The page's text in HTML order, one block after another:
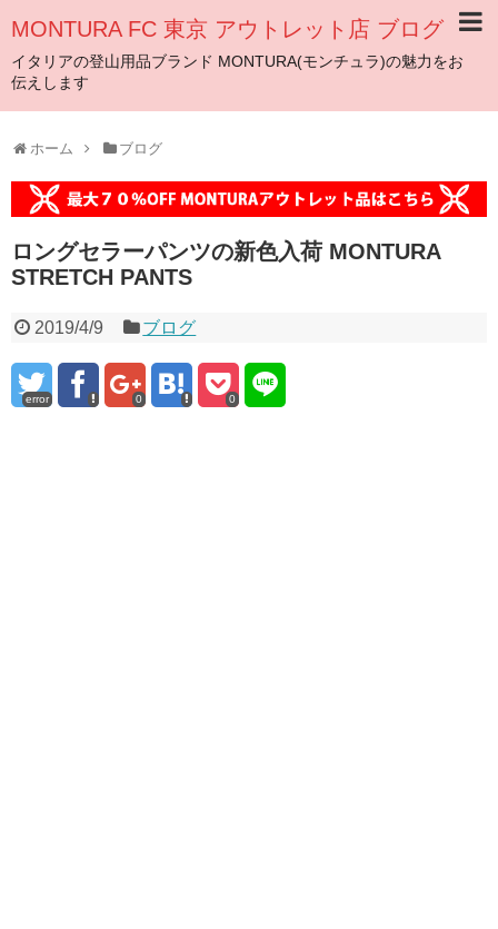
MONTURA FC 東京 アウトレット店 ブログ
イタリアの登山用品ブランド MONTURA(モンチュラ)の魅力をお
伝えします
ホーム ブログ
ロングセラーパンツの新色入荷 MONTURA
STRETCH PANTS
2019/4/9 ブログ
error 0 0